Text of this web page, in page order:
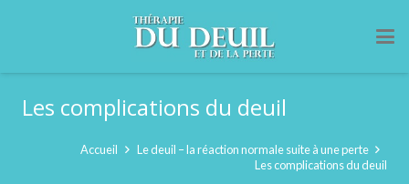
Les complications du deuil
Accueil
Le deuil – la réaction normale suite à une perte
Les complications du deuil